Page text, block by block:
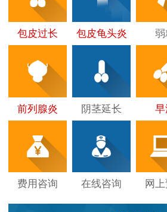
包皮过长 包皮龟头炎
前列腺炎 阴茎延长
费用咨询 在线咨询 网